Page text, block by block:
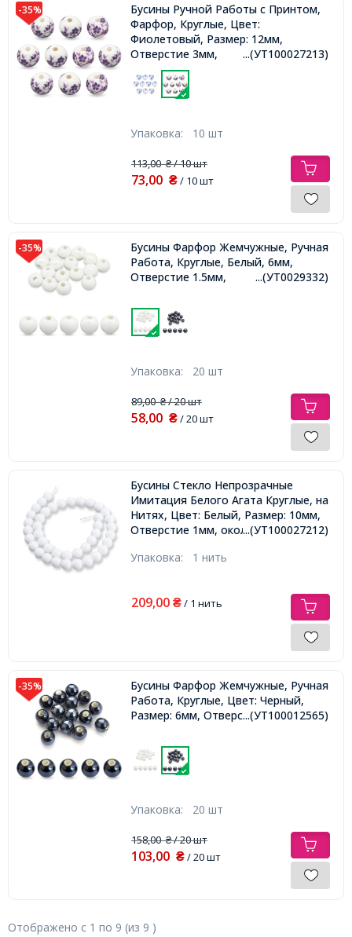
-35%
Бусины Ручной Работы с Принтом,
Фарфор, Круглые, Цвет:
Фиолетовый, Размер: 12мм,
Отверстие 3мм,
...(УТ100027213)
Упаковка: 10 шт
113,00₴/ 10 шт
73,00 ₴/ 10 шт
-35%
Бусины Фарфор Жемчужные, Ручная
Работа, Круглые, Белый, 6мм,
Отверстие 1.5мм,
...(УТ0029332)
Упаковка: 20 шт
89,00₴/ 20 шт
58,00 ₴/ 20 шт
Бусины Стекло Непрозрачные
Имитация Белого Агата Круглые, на
Нитях, Цвет: Белый, Размер: 10мм,
Отверстие 1мм, около 37шт/36см/
...(УТ100027212)
Упаковка: 1 нить
209,00 ₴/ 1 нить
-35%
Бусины Фарфор Жемчужные, Ручная
Работа, Круглые, Цвет: Черный,
Размер: 6мм, Отверстие 1.5мм,
...(УТ100012565)
Упаковка: 20 шт
158,00₴/ 20 шт
103,00 ₴/ 20 шт
Отображено с 1 по 9 (из 9 )